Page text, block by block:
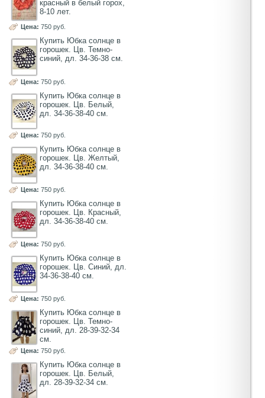
красный в белый горох,
8-10 лет.
Цена: 750 руб.
Купить Юбка солнце в
горошек. Цв. Темно-
синий, дл. 34-36-38 см.
Цена: 750 руб.
Купить Юбка солнце в
горошек. Цв. Белый,
дл. 34-36-38-40 см.
Цена: 750 руб.
Купить Юбка солнце в
горошек. Цв. Желтый,
дл. 34-36-38-40 см.
Цена: 750 руб.
Купить Юбка солнце в
горошек. Цв. Красный,
дл. 34-36-38-40 см.
Цена: 750 руб.
Купить Юбка солнце в
горошек. Цв. Синий, дл.
34-36-38-40 см.
Цена: 750 руб.
Купить Юбка солнце в
горошек. Цв. Темно-
синий, дл. 28-39-32-34
см.
Цена: 750 руб.
Купить Юбка солнце в
горошек. Цв. Белый,
дл. 28-39-32-34 см.